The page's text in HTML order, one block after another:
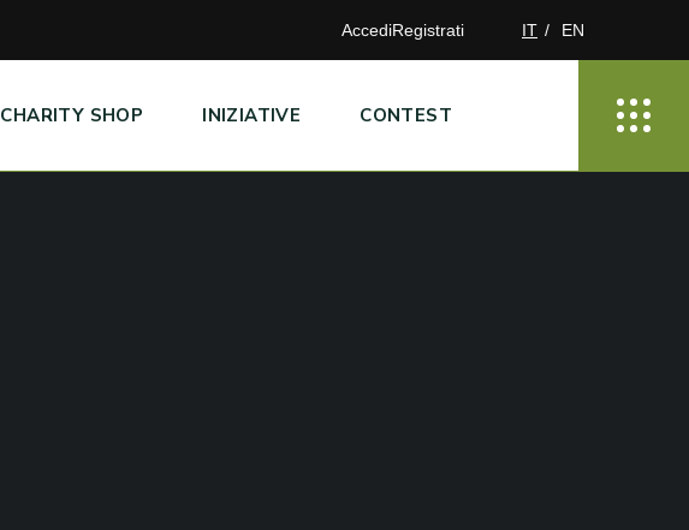
AccediRegistrati IT EN
CHARITY SHOP INIZIATIVE CONTEST